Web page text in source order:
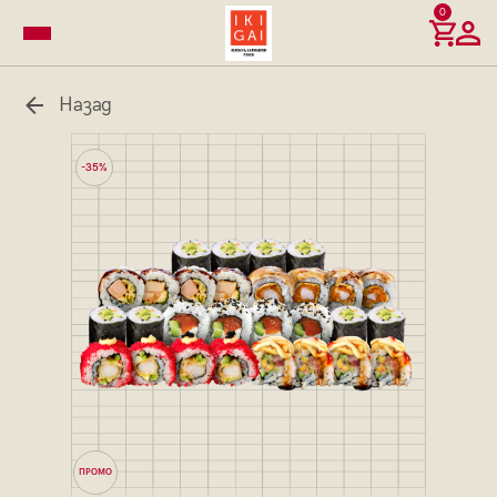
0
Назад
-35%
ПРОМО